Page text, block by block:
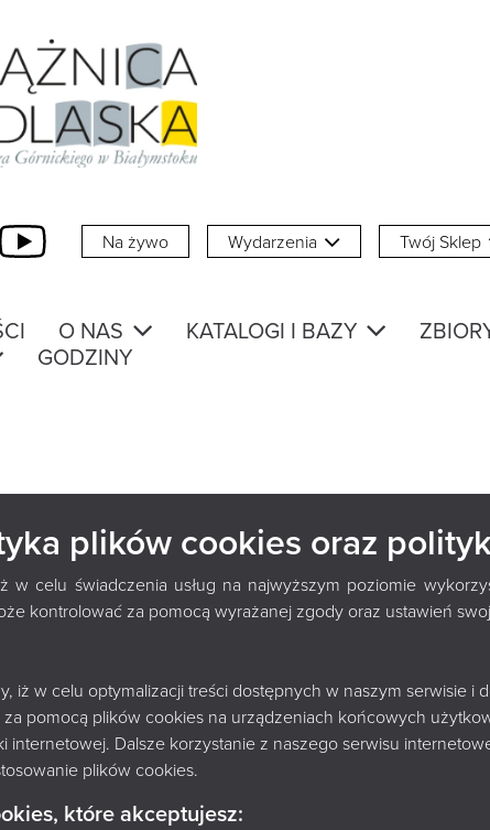
plików cookies oraz
w celu świadczenia usług na najwyższym poziomie
kontrolować za pomocą wyrażanej zgody oraz ustawień
iż w celu optymalizacji treści dostępnych w naszym serwisie
za pomocą plików cookies na urządzeniach końcowych
internetowej. Dalsze korzystanie z naszego serwisu
plików cookies.
które akceptujesz:
YouTube Na żywo Wydarzenia Twój Sklep
O NAS KATALOGI I BAZY
GODZINY
22 KWIETNIA 2026